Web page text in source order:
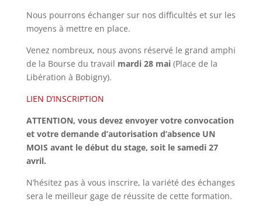
Nous pourrons échanger sur nos difficultés et sur les
moyens à mettre en place.
Venez nombreux, nous avons réservé le grand amphi
de la Bourse du travail mardi 28 mai(Place de la
Libération à Bobigny).
LIEN D’INSCRIPTION
ATTENTION, vous devez envoyer votre convocation
et votre demande d’autorisation d’absence UN
MOIS avant le début du stage, soit le samedi 27
avril.
N’hésitez pas à vous inscrire, la variété des échanges
sera le meilleur gage de réussite de cette formation.